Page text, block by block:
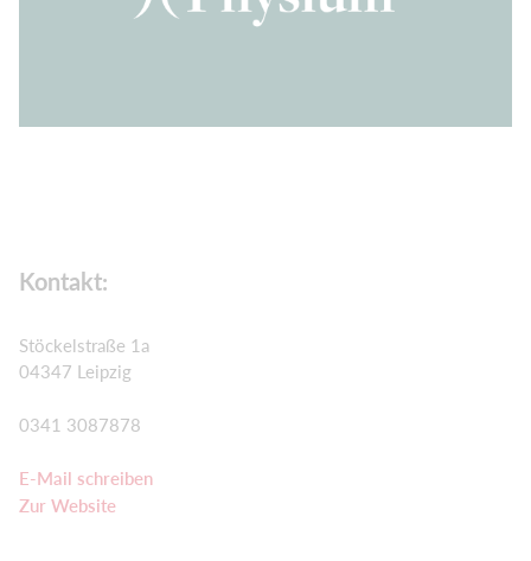
Kontakt:
Stöckelstraße 1a
04347 Leipzig
0341 3087878
E-Mail schreiben
Zur Website